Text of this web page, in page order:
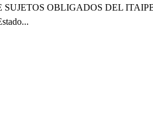
OBLIGADOS DEL